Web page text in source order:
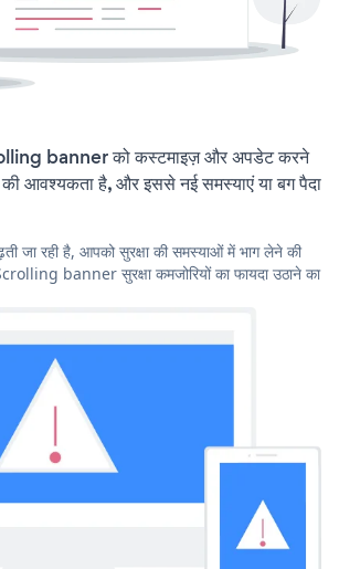
banner को कस्टमाइज़ और अपडेट करने
आवश्यकता है, और इससे नई समस्याएं या बग पैदा
जा रही है, आपको सुरक्षा की समस्याओं में भाग लेने की
banner सुरक्षा कमजोरियों का फायदा उठाने का